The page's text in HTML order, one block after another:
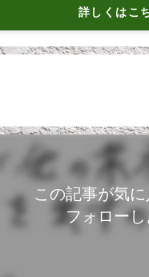
詳しくはこ
この記事が気
フォローし